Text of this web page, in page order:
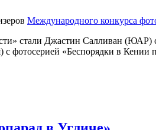
Международного конкурса
стали Джастин Салливан (ЮАР)
фотосерией «Беспорядки в Кении